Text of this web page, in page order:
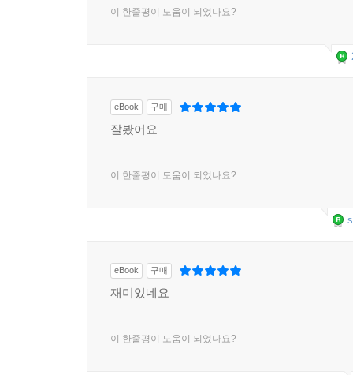
이 한줄평이 도움이 되었나요?
eBook 구매
잘봤어요
이 한줄평이 도움이 되었나요?
eBook 구매
재미있네요
이 한줄평이 도움이 되었나요?